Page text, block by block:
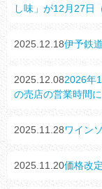
し味」が12月27日
2025.12.18伊予鉄
2025.12.082026年
の売店の営業時間
2025.11.28ワイン
2025.11.20価格改